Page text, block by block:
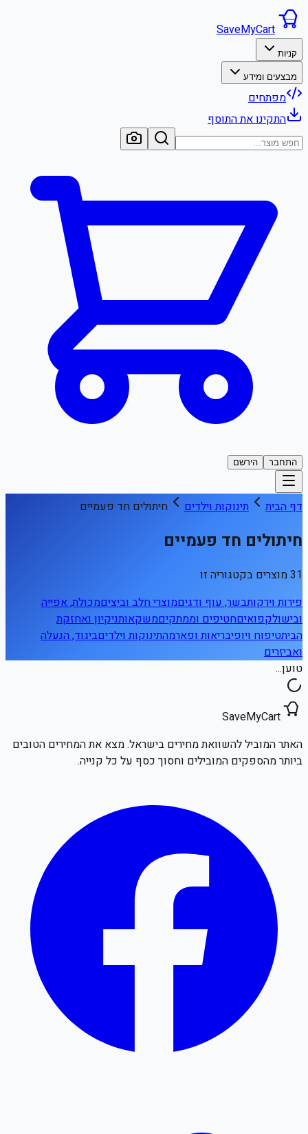
SaveMyCart
קניות
מבצעים ומידע
מפתחים
התקינו את התוסף
התחבר הירשם
דף הבית תינוקות וילדים חיתולים חד פעמיים
חיתולים חד פעמיים
31 מוצרים בקטגוריה זו
פירות וירקותבשר, עוף ודגיםמוצרי חלב וביציםמכולת, אפייה
ובישולקפואיםחטיפים וממתקיםמשקאותניקיון ואחזקת
הביתטיפוח ויופיבריאות ופארמהתינוקות וילדיםביגוד, הנעלה
ואביזרים
טוען...
SaveMyCart
האתר המוביל להשוואת מחירים בישראל. מצא את המחירים הטובים
ביותר מהספקים המובילים וחסוך כסף על כל קנייה.